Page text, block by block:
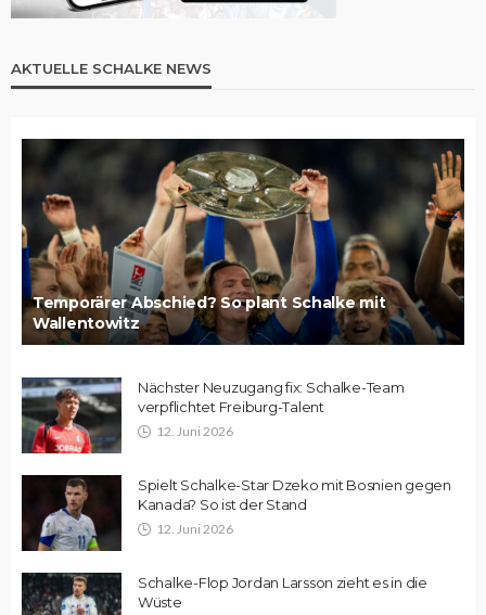
AKTUELLE SCHALKE NEWS
Temporärer Abschied? So plant Schalke mit
Wallentowitz
Nächster Neuzugang fix: Schalke-Team
verpflichtet Freiburg-Talent
12. Juni 2026
Spielt Schalke-Star Dzeko mit Bosnien gegen
Kanada? So ist der Stand
12. Juni 2026
Schalke-Flop Jordan Larsson zieht es in die
Wüste